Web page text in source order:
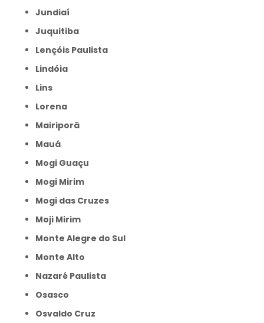
Jundiaí
Juquitiba
Lençóis Paulista
Lindóia
Lins
Lorena
Mairiporã
Mauá
Mogi Guaçu
Mogi Mirim
Mogi das Cruzes
Moji Mirim
Monte Alegre do Sul
Monte Alto
Nazaré Paulista
Osasco
Osvaldo Cruz